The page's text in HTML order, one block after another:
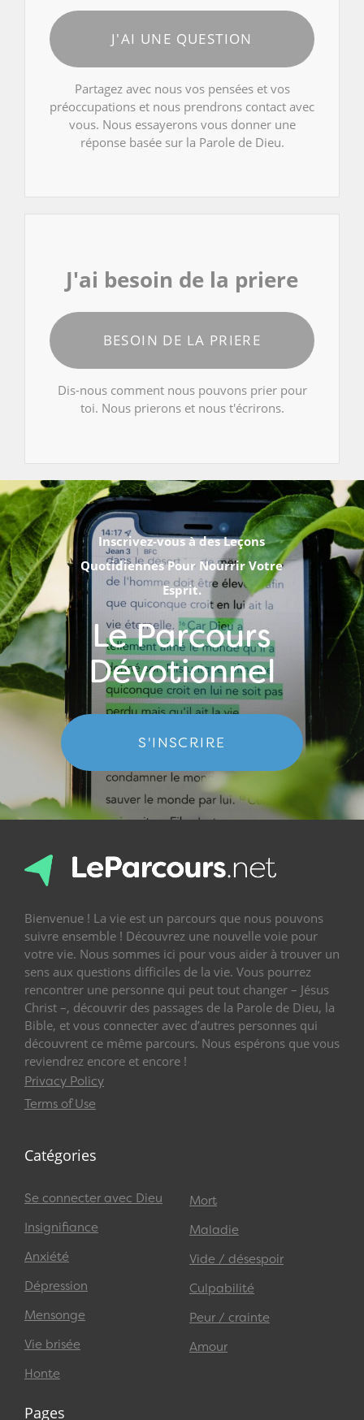
J'AI UNE QUESTION
Partagez avec nous vos pensées et vos
préoccupations et nous prendrons contact avec
vous. Nous essayerons vous donner une
réponse basée sur la Parole de Dieu.
J'ai besoin de la priere
BESOIN DE LA PRIERE
Dis-nous comment nous pouvons prier pour
toi. Nous prierons et nous t'écrirons.
Inscrivez-vous à des Leçons
Quotidiennes Pour Nourrir Votre
Esprit.
Le Parcours
Dévotionnel
S'INSCRIRE
Bienvenue ! La vie est un parcours que nous pouvons
suivre ensemble ! Découvrez une nouvelle voie pour
votre vie. Nous sommes ici pour vous aider à trouver un
sens aux questions difficiles de la vie. Vous pourrez
rencontrer une personne qui peut tout changer – Jésus
Christ –, découvrir des passages de la Parole de Dieu, la
Bible, et vous connecter avec d’autres personnes qui
découvrent ce même parcours. Nous espérons que vous
reviendrez encore et encore !
Privacy Policy
Terms of Use
Catégories
Se connecter avec Dieu
Insignifiance
Anxiété
Dépression
Mensonge
Vie brisée
Honte
Mort
Maladie
Vide / désespoir
Culpabilité
Peur / crainte
Amour
Pages